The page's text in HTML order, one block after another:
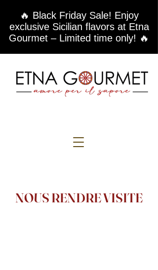
🔥 Black Friday Sale! Enjoy
exclusive Sicilian flavors at Etna
Gourmet – Limited time only! 🔥
NOUS RENDRE VISITE